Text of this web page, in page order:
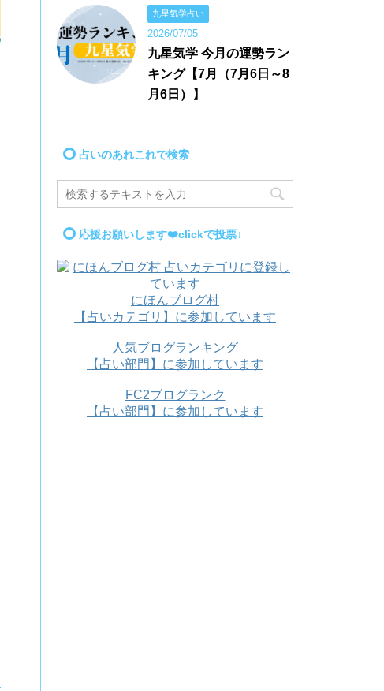
九星気学占い
2026/07/05
九星気学 今月の運勢ラン
キング【7月（7月6日～8
月6日）】
占いのあれこれで検索
応援お願いします❤️clickで投票↓
にほんブログ村
【占いカテゴリ】に参加しています
人気ブログランキング
【占い部門】に参加しています
FC2ブログランク
【占い部門】に参加しています